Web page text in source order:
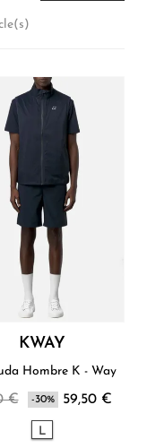
KWAY
Hombre K - Way
€ -30% 59,50 €
L